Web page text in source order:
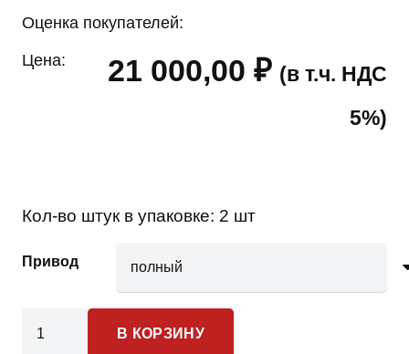
Оценка покупателей:
Цена: 21 000,00 ₽ (в т.ч. НДС
5%)
Кол-во штук в упаковке: 2 шт
Привод
товара
В КОРЗИНУ